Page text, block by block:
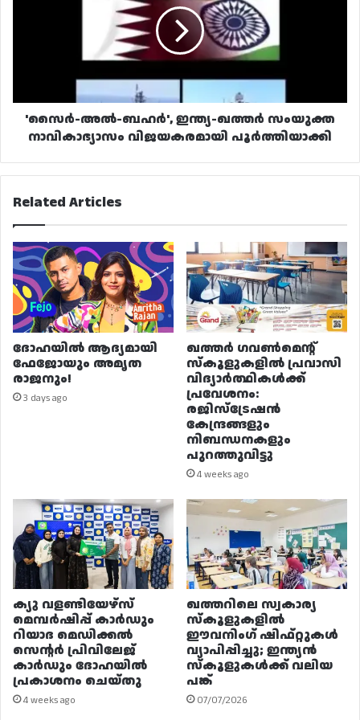
വിജയകരമായി
പൂർത്തിയാക്കി
'സൈർ-അൽ-ബഹർ', ഇന്ത്യ-ഖത്തർ സംയുക്ത
നാവികാഭ്യാസം വിജയകരമായി പൂർത്തിയാക്കി
Related Articles
ദോഹയിൽ ആദ്യമായി
ഫേജോയും അമൃത
രാജനും!
3 days ago
ഖത്തർ ഗവൺമെന്റ്
സ്കൂളുകളിൽ പ്രവാസി
വിദ്യാർത്ഥികൾക്ക്
പ്രവേശനം:
രജിസ്ട്രേഷൻ
കേന്ദ്രങ്ങളും
നിബന്ധനകളും
പുറത്തുവിട്ടു
4 weeks ago
ക്യു വളണ്ടിയേഴ്‌സ്
മെമ്പർഷിപ്പ് കാർഡും
റിയാദ മെഡിക്കൽ
സെന്റർ പ്രിവിലേജ്
കാർഡും ദോഹയിൽ
പ്രകാശനം ചെയ്തു
4 weeks ago
ഖത്തറിലെ സ്വകാര്യ
സ്കൂളുകളിൽ
ഈവനിംഗ് ഷിഫ്റ്റുകൾ
വ്യാപിപ്പിച്ചു; ഇന്ത്യൻ
സ്കൂളുകൾക്ക് വലിയ
പങ്ക്
07/07/2026